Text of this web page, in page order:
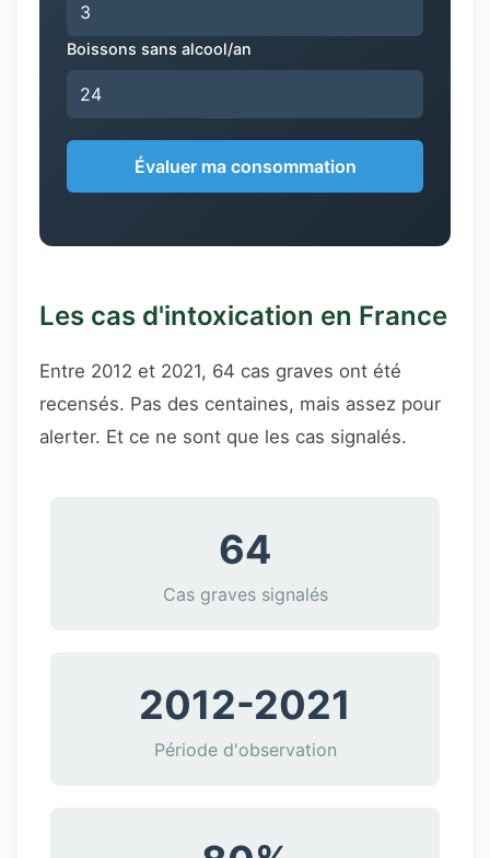
Boissons sans alcool/an
Évaluer ma consommation
Les cas d'intoxication en France
Entre 2012 et 2021, 64 cas graves ont été
recensés. Pas des centaines, mais assez pour
alerter. Et ce ne sont que les cas signalés.
64
Cas graves signalés
2012-2021
Période d'observation